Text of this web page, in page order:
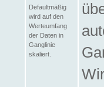
Defaultmäßig
wird auf den
Werteumfang
der Daten in
Ganglinie
skaliert.